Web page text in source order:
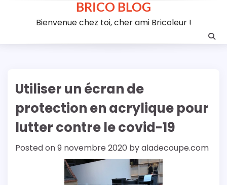
BRICO BLOG
Bienvenue chez toi, cher ami Bricoleur !
Utiliser un écran de
protection en acrylique pour
lutter contre le covid-19
Posted on9 novembre 2020 byaladecoupe.com